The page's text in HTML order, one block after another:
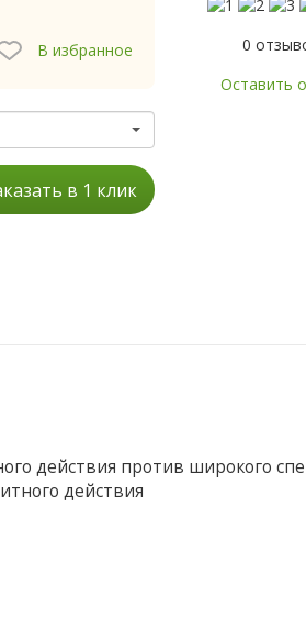
В избранное
0
Оставить
в 1 клик
действия против широкого
действия